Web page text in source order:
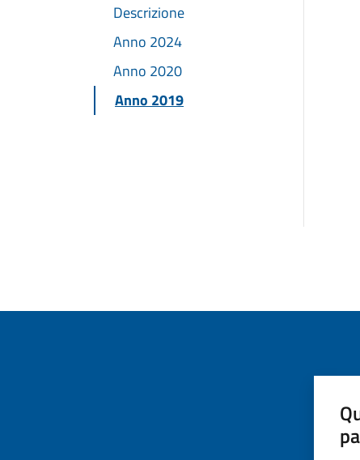
Descrizione
Anno 2024
Anno 2020
Anno 2019